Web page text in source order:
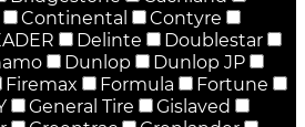
Continental
Contyre
Delinte
Doublestar
Dunlop
Dunlop JP
Firemax Formula
Fortune
General Tire
Gislaved